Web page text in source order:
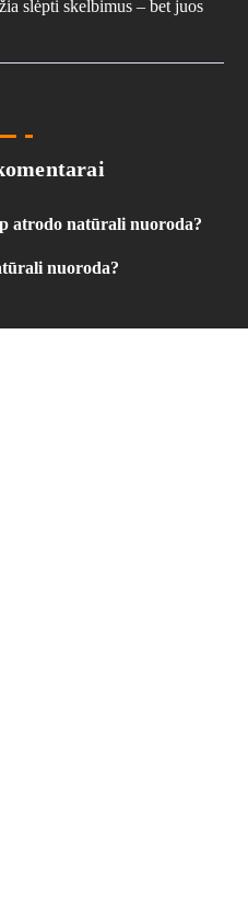
slėpti skelbimus – bet juos
atrodo natūrali nuoroda?
nuoroda?